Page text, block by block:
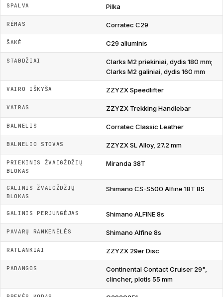
SPALVA Pilka
RĖMAS Corratec C29
ŠAKĖ C29 aliuminis
STABDŽIAI
Clarks M2 priekiniai, dydis 180 mm;
Clarks M2 galiniai, dydis 160 mm
VAIRO IŠKYŠA ZZYZX Speedlifter
VAIRAS ZZYZX Trekking Handlebar
BALNELIS Corratec Classic Leather
BALNELIO STOVAS ZZYZX SL Alloy, 27.2 mm
PRIEKINIS ŽVAIGŽDŽIŲ
BLOKAS
Miranda 38T
GALINIS ŽVAIGŽDŽIŲ
BLOKAS
Shimano CS-S500 Alfine 18T 8S
GALINIS PERJUNGĖJAS Shimano ALFINE 8s
PAVARŲ RANKENĖLĖS Shimano Alfine 8s
RATLANKIAI ZZYZX 29er Disc
PADANGOS
Continental Contact Cruiser 29",
clincher, plotis 55 mm